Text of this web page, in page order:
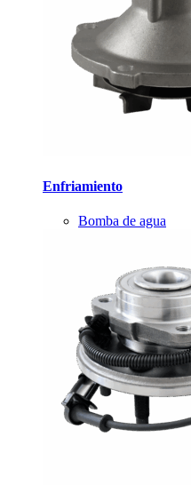
Enfriamiento
Bomba de agua